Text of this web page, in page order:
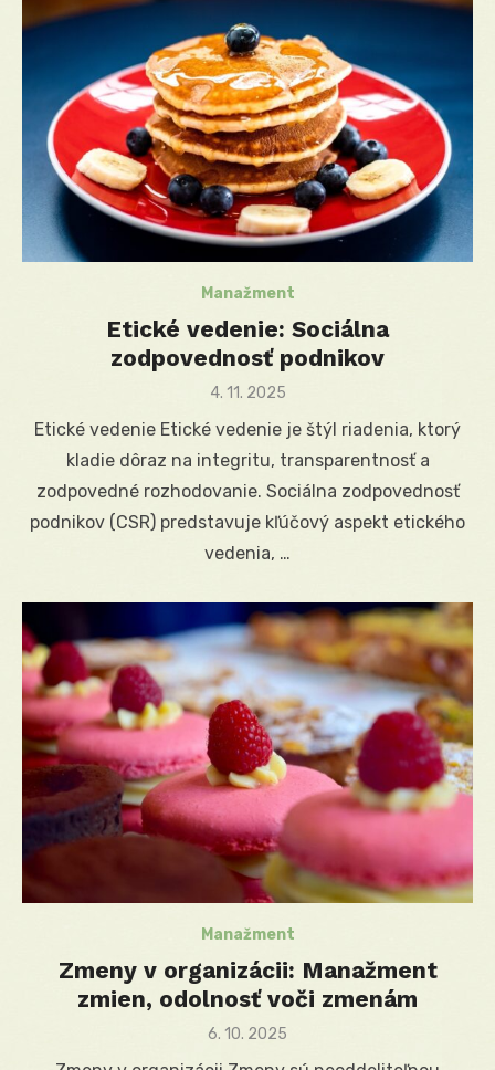
Manažment
Etické vedenie: Sociálna
zodpovednosť podnikov
Posted
4. 11. 2025
Etické vedenie Etické vedenie je štýl riadenia, ktorý
kladie dôraz na integritu, transparentnosť a
zodpovedné rozhodovanie. Sociálna zodpovednosť
podnikov (CSR) predstavuje kľúčový aspekt etického
vedenia, …
Manažment
Zmeny v organizácii: Manažment
zmien, odolnosť voči zmenám
Posted
6. 10. 2025